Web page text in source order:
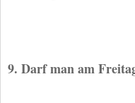
9. Darf man am